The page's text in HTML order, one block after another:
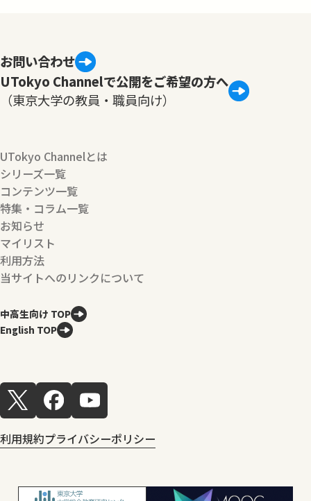
お問い合わせ
UTokyo Channelで公開をご希望の方へ
（東京大学の教員・職員向け）
UTokyo Channelとは
シリーズ一覧
コンテンツ一覧
特集・コラム一覧
お知らせ
マイリスト
利用方法
当サイトへのリンクについて
中高生向け TOP
English TOP
利用規約プライバシーポリシー